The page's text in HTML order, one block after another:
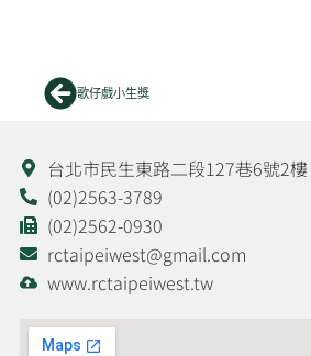
上一頁
歌仔戲小生獎
台北市民生東路二段127巷6號2樓
(02)2563-3789
(02)2562-0930
rctaipeiwest@gmail.com
www.rctaipeiwest.tw